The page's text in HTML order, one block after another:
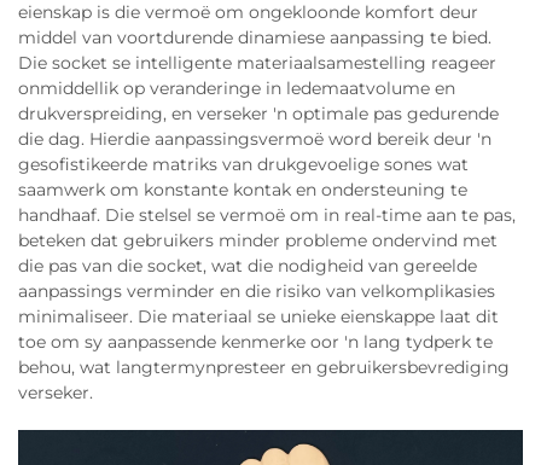
eienskap is die vermoë om ongekloonde komfort deur
middel van voortdurende dinamiese aanpassing te bied.
Die socket se intelligente materiaalsamestelling reageer
onmiddellik op veranderinge in ledemaatvolume en
drukverspreiding, en verseker 'n optimale pas gedurende
die dag. Hierdie aanpassingsvermoë word bereik deur 'n
gesofistikeerde matriks van drukgevoelige sones wat
saamwerk om konstante kontak en ondersteuning te
handhaaf. Die stelsel se vermoë om in real-time aan te pas,
beteken dat gebruikers minder probleme ondervind met
die pas van die socket, wat die nodigheid van gereelde
aanpassings verminder en die risiko van velkomplikasies
minimaliseer. Die materiaal se unieke eienskappe laat dit
toe om sy aanpassende kenmerke oor 'n lang tydperk te
behou, wat langtermynpresteer en gebruikersbevrediging
verseker.